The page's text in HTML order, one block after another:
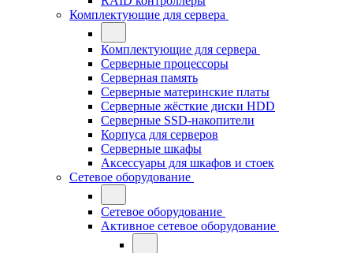
Комплектующие для сервера
Комплектующие для сервера
Серверные процессоры
Серверная память
Серверные материнские платы
Серверные жёсткие диски HDD
Серверные SSD-накопители
Корпуса для серверов
Серверные шкафы
Аксессуары для шкафов и стоек
Сетевое оборудование
Сетевое оборудование
Активное сетевое оборудование